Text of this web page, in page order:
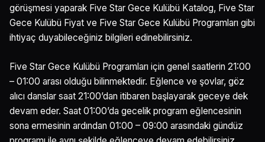
görüşmesi yaparak Five Star Gece Kulübü Katalog, Five Star
Gece Kulübü Fiyat ve Five Star Gece Kulübü Programları gibi
ihtiyaç duyabileceğiniz bilgileri edinebilirsiniz.
Five Star Gece Kulübü Programları için genel saatlerin 21:00
– 01:00 arası olduğu bilinmektedir. Eğlence ve şovlar, göz
alıcı danslar saat 21:00’dan itibaren başlayarak geceye dek
devam eder. Saat 01:00’da gecelik program eğlencesinin
sona ermesinin ardından 01:00 – 09:00 arasındaki gündüz